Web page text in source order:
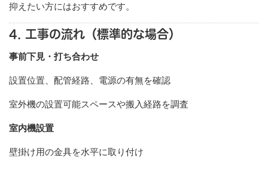
抑えたい方にはおすすめです。
4. 工事の流れ（標準的な場合）
事前下見・打ち合わせ
設置位置、配管経路、電源の有無を確認
室外機の設置可能スペースや搬入経路を調査
室内機設置
壁掛け用の金具を水平に取り付け